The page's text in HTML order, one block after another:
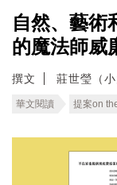
自然、藝術
的魔法師威
撰文 莊世瑩（
華文閱讀 提案on